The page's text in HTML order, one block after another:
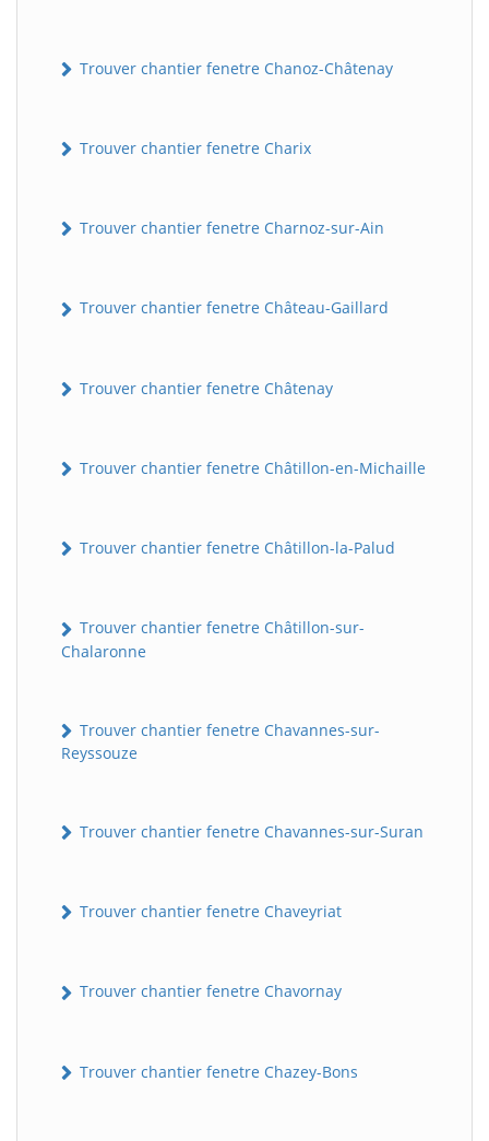
Trouver chantier fenetre Chanoz-Châtenay
Trouver chantier fenetre Charix
Trouver chantier fenetre Charnoz-sur-Ain
Trouver chantier fenetre Château-Gaillard
Trouver chantier fenetre Châtenay
Trouver chantier fenetre Châtillon-en-Michaille
Trouver chantier fenetre Châtillon-la-Palud
Trouver chantier fenetre Châtillon-sur-
Chalaronne
Trouver chantier fenetre Chavannes-sur-
Reyssouze
Trouver chantier fenetre Chavannes-sur-Suran
Trouver chantier fenetre Chaveyriat
Trouver chantier fenetre Chavornay
Trouver chantier fenetre Chazey-Bons